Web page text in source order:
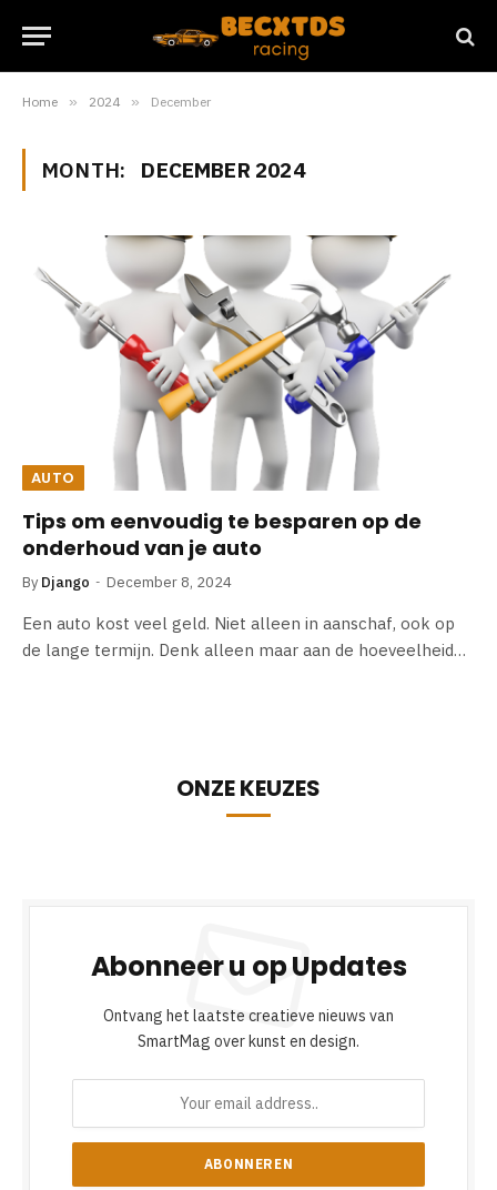
Home » 2024 » December
MONTH: DECEMBER 2024
AUTO
Tips om eenvoudig te besparen op de
onderhoud van je auto
By Django December 8, 2024
Een auto kost veel geld. Niet alleen in aanschaf, ook op
de lange termijn. Denk alleen maar aan de hoeveelheid…
ONZE KEUZES
Abonneer u op Updates
Ontvang het laatste creatieve nieuws van
SmartMag over kunst en design.